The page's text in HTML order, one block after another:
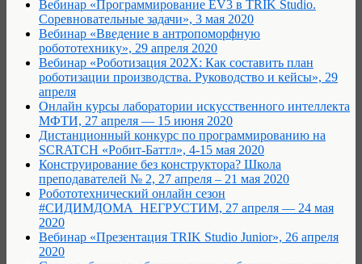
Вебинар «Программирование EV3 в TRIK Studio.
Соревновательные задачи», 3 мая 2020
Вебинар «Введение в антропоморфную
робототехнику», 29 апреля 2020
Вебинар «Роботизация 202Х: Как составить план
роботизации производства. Руководство и кейсы», 29
апреля
Онлайн курсы лаборатории искусственного интеллекта
МФТИ, 27 апреля — 15 июня 2020
Дистанционный конкурс по программированию на
SCRATCH «Робит-Баттл», 4-15 мая 2020
Конструирование без конструктора? Школа
преподавателей № 2, 27 апреля – 21 мая 2020
Робототехнический онлайн сезон
#СИДИМДОМА_НЕГРУСТИМ, 27 апреля — 24 мая
2020
Вебинар «Презентация TRIK Studio Junior», 26 апреля
2020